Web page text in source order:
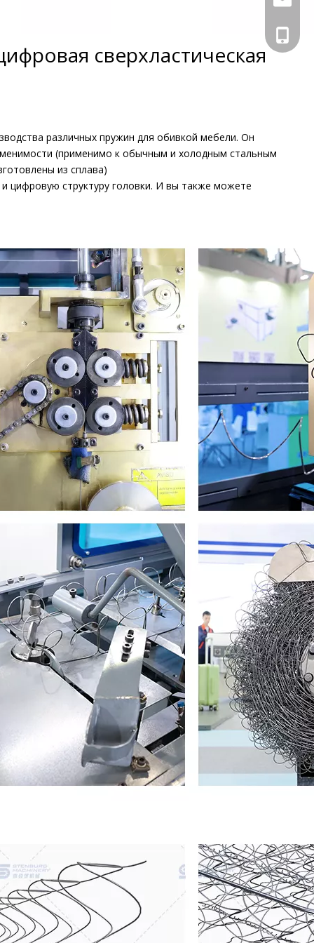
сверхластическая
различных пружин для обивкой мебели. Он
(применимо к обычным и холодным стальным
из сплава)
цифровую структуру головки. И вы также можете
+86